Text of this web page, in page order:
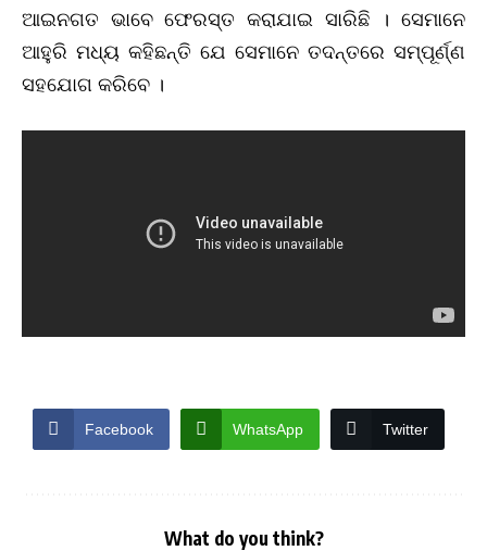
ଆଇନଗତ ଭାବେ ଫେରସ୍ତ କରାଯାଇ ସାରିଛି । ସେମାନେ
ଆହୁରି ମଧ୍ୟ କହିଛନ୍ତି ଯେ ସେମାନେ ତଦନ୍ତରେ ସମ୍ପୂର୍ଣ୍ଣ
ସହଯୋଗ କରିବେ ।
Facebook WhatsApp Twitter
What do you think?